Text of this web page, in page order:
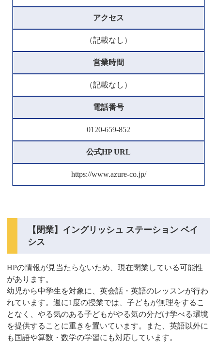
アクセス
（記載なし）
営業時間
（記載なし）
電話番号
0120-659-852
公式HP URL
https://www.azure-co.jp/
【閉業】イングリッシュ ステーション ベイ
シス
HPの情報が見当たらないため、現在閉業している可能性
があります。
幼児から中学生を対象に、英会話・英語のレッスンが行わ
れています。週に1度の授業では、子どもが無理をするこ
となく、やる気のある子どもがやる気の分だけ学べる環境
を提供することに重きを置いています。また、英語以外に
も国語や算数・数学の学習にも対応しています。